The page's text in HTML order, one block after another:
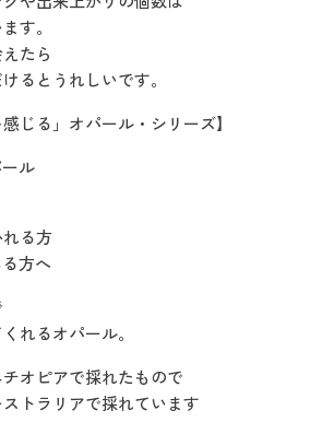
す。
たら
るとうれしいです。
じる」オパール・シリーズ】
ル
る方
方へ
れるオパール。
オピアで採れたもので
トラリアで採れています